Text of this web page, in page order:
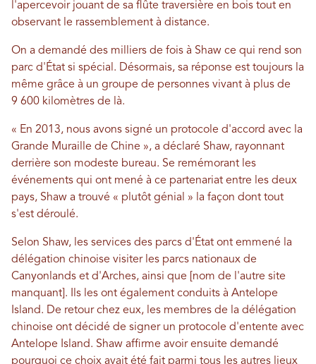
l'apercevoir jouant de sa flûte traversière en bois tout en
observant le rassemblement à distance.
On a demandé des milliers de fois à Shaw ce qui rend son
parc d'État si spécial. Désormais, sa réponse est toujours la
même grâce à un groupe de personnes vivant à plus de
9 600 kilomètres de là.
« En 2013, nous avons signé un protocole d'accord avec la
Grande Muraille de Chine », a déclaré Shaw, rayonnant
derrière son modeste bureau. Se remémorant les
événements qui ont mené à ce partenariat entre les deux
pays, Shaw a trouvé « plutôt génial » la façon dont tout
s'est déroulé.
Selon Shaw, les services des parcs d'État ont emmené la
délégation chinoise visiter les parcs nationaux de
Canyonlands et d'Arches, ainsi que [nom de l'autre site
manquant]. Ils les ont également conduits à Antelope
Island. De retour chez eux, les membres de la délégation
chinoise ont décidé de signer un protocole d'entente avec
Antelope Island. Shaw affirme avoir ensuite demandé
pourquoi ce choix avait été fait parmi tous les autres lieux